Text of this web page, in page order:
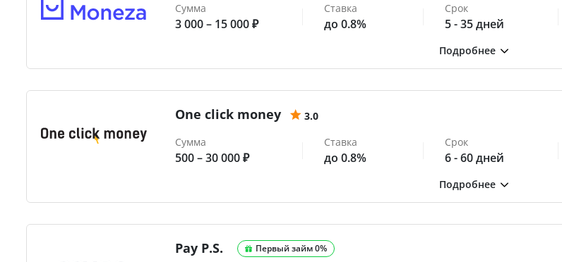
Сумма
3 000 – 15 000 ₽
Ставка
до 0.8%
Срок
5 - 35 дней
One click money
3.0
Сумма
500 – 30 000 ₽
Ставка
до 0.8%
Срок
6 - 60 дней
Pay P.S. Первый займ 0%